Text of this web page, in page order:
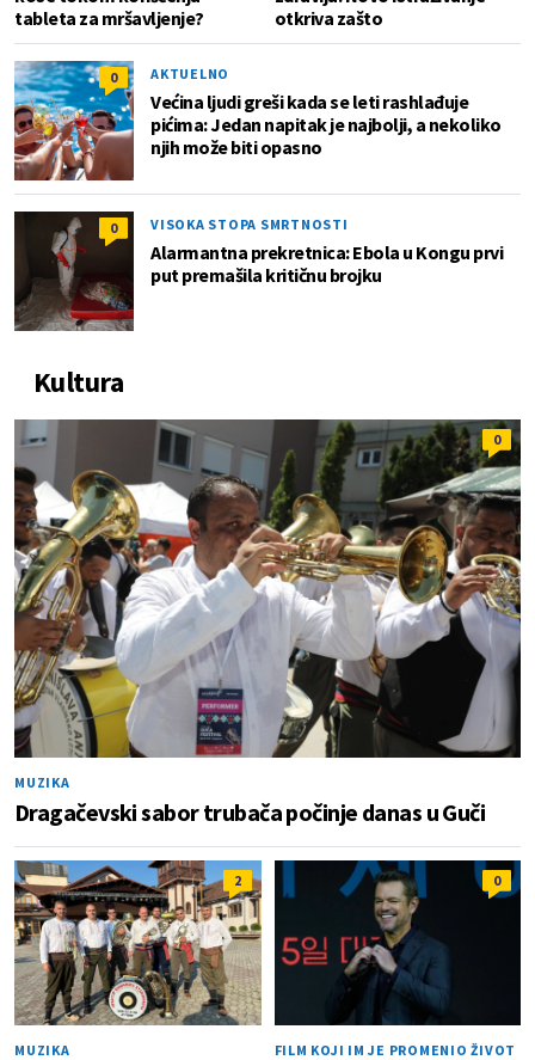
tableta za mršavljenje?
otkriva zašto
0 AKTUELNO
Većina ljudi greši kada se leti rashlađuje
pićima: Jedan napitak je najbolji, a nekoliko
njih može biti opasno
0 VISOKA STOPA SMRTNOSTI
Alarmantna prekretnica: Ebola u Kongu prvi
put premašila kritičnu brojku
Kultura
0
MUZIKA
Dragačevski sabor trubača počinje danas u Guči
2
MUZIKA
0
FILM KOJI IM JE PROMENIO ŽIVOT